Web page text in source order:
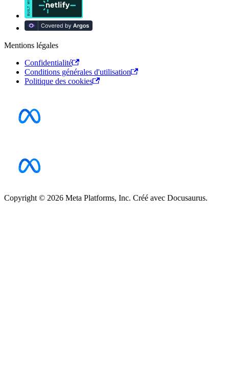
Mentions légales
Confidentialité
Conditions générales d'utilisation
Politique des cookies
Copyright © 2026 Meta Platforms, Inc. Créé avec Docusaurus.